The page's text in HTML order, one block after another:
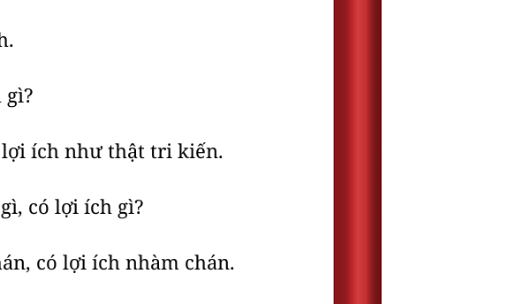
ích như thật tri kiến.
có lợi ích gì?
có lợi ích nhàm chán.